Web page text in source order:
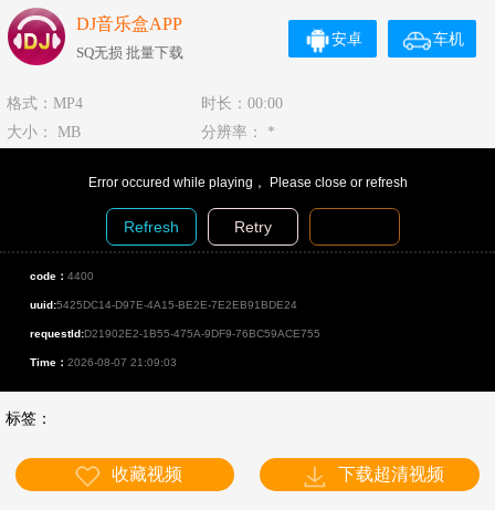
DJ音乐盒APP
SQ无损 批量下载
车机
安卓
格式：MP4
时长：00:00
大小： MB
分辨率： *
Error occured while playing， Please close or refresh
Refresh Retry
code：4400
uuid:5425DC14-D97E-4A15-BE2E-7E2EB91BDE24
requestId:D21902E2-1B55-475A-9DF9-76BC59ACE755
Time：2026-08-07 21:09:03
标签：
收藏视频 下载超清视频